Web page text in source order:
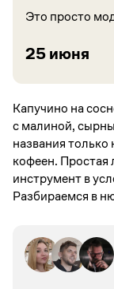
Это просто
25 июня
Капучино на
с малиной,
названия
кофеен. Простая
инструмент в
Разбираемся в